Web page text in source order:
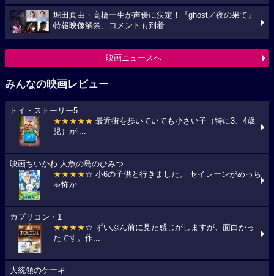
堀田真由・高橋一生が声優に決定！『ghost／夜の果て』
特報映像解禁、コメントも到着
映画ニュースへ
みんなの映画レビュー
トイ・ストーリー5
★★★★★ 最近街を歩いていても小さい子（特に3、4歳
児）がi...
映画ちいかわ 人魚の島のひみつ
★★★★☆ 小6の子供と行きました。 セイレーンがめっち
ゃ怖か...
カプリコン・1
★★★★☆ ずいぶん前に見た感じがしますが、面白かっ
たです。作...
大統領のケーキ